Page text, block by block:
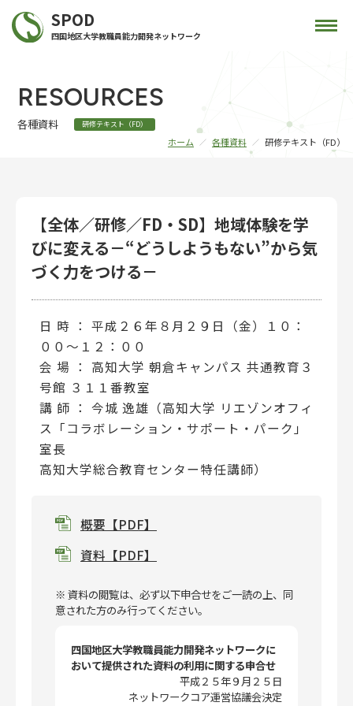
SPOD
四国地区大学教職員能力開発ネットワーク
RESOURCES
各種資料 研修テキスト（FD）
ホーム 各種資料 研修テキスト（FD）
【全体／研修／FD・SD】地域体験を学
びに変える－“どうしようもない”から気
づく力をつける－
日 時 ： 平成２６年８月２９日（金）１０：
００～１２：００
会 場 ： 高知大学 朝倉キャンパス 共通教育３
号館 ３１１番教室
講 師 ： 今城 逸雄（高知大学 リエゾンオフィ
ス「コラボレーション・サポート・パーク」
室長
高知大学総合教育センター特任講師）
概要【PDF】
資料【PDF】
※ 資料の閲覧は、必ず以下申合せをご一読の上、同
意された方のみ行ってください。
四国地区大学教職員能力開発ネットワークに
おいて提供された資料の利用に関する申合せ
平成２５年９月２５日
ネットワークコア運営協議会決定